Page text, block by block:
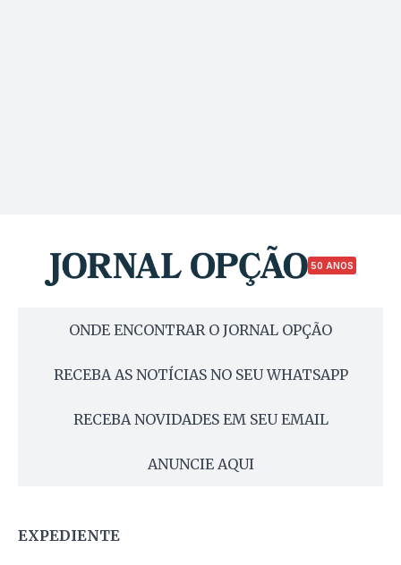
50 ANOS
ONDE ENCONTRAR O JORNAL OPÇÃO
RECEBA AS NOTÍCIAS NO SEU WHATSAPP
RECEBA NOVIDADES EM SEU EMAIL
ANUNCIE AQUI
EXPEDIENTE